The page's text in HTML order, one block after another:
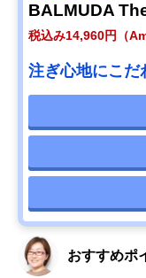
BALMUDA
税込み14,960円（
注ぎ心地にこだ
おすすめポ